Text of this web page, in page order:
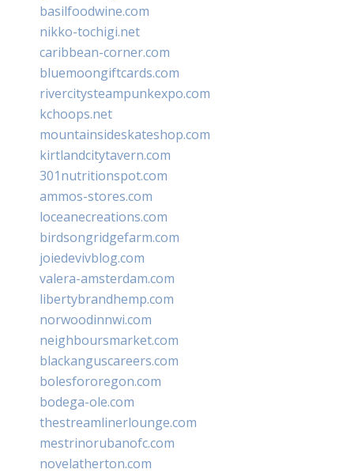
basilfoodwine.com
nikko-tochigi.net
caribbean-corner.com
bluemoongiftcards.com
rivercitysteampunkexpo.com
kchoops.net
mountainsideskateshop.com
kirtlandcitytavern.com
301nutritionspot.com
ammos-stores.com
loceanecreations.com
birdsongridgefarm.com
joiedevivblog.com
valera-amsterdam.com
libertybrandhemp.com
norwoodinnwi.com
neighboursmarket.com
blackanguscareers.com
bolesfororegon.com
bodega-ole.com
thestreamlinerlounge.com
mestrinorubanofc.com
novelatherton.com